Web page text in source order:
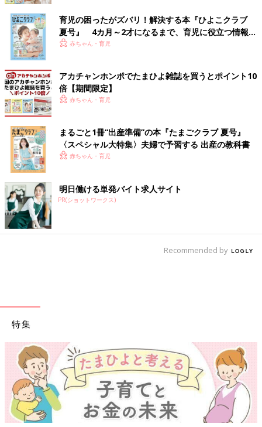
育児の困ったがズバリ！解決する本『ひよこクラブ
夏号』 4カ月～2才になるまで、育児に役立つ情報が
いっぱい！
赤ちゃん・育児
アカチャンホンポでたまひよ雑誌を買うとポイント10
倍【期間限定】
赤ちゃん・育児
まるごと1冊“出産準備”の本『たまごクラブ 夏号』
〈スペシャル大特集〉夫婦で予習する 出産の教科書
赤ちゃん・育児
明日働ける単発バイト求人サイト
PR(ショットワークス)
Recommended by
特集